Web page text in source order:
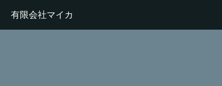
有限会社マイカ